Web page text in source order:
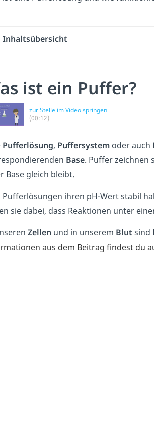
Inhaltsübersicht
ist ein Puffer?
zur Stelle im Video springen
(00:12)
Pufferlösung, Puffersystem oder auch
Base. Puffer zeichnen
Base gleich bleibt.
Pufferlösungen ihren pH-Wert stabil
sie dabei, dass Reaktionen unter
Zellen und in unserem Blut sind
aus dem Beitrag findest du